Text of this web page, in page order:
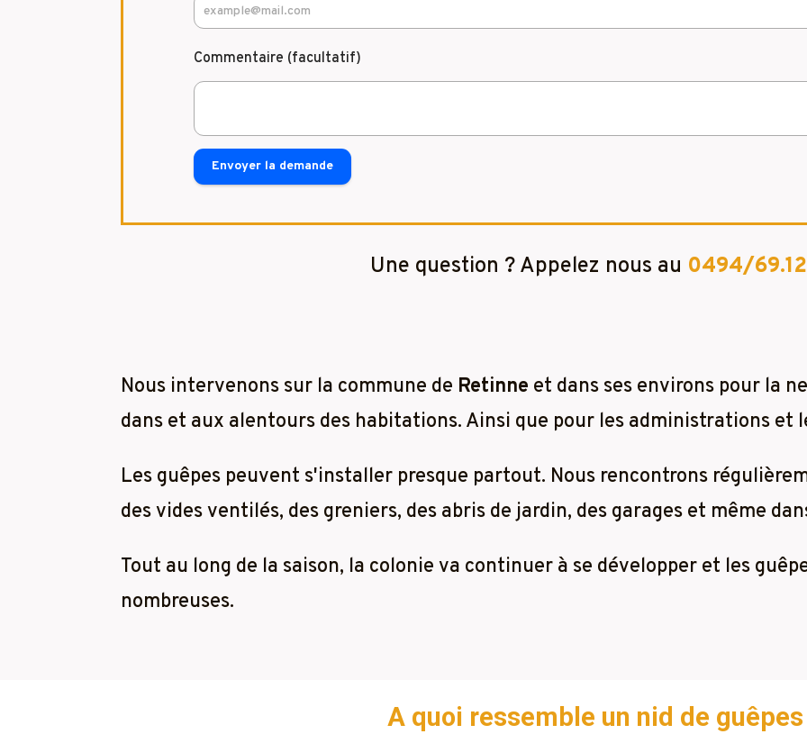
Commentaire (facultatif)
Envoyer la demande
Une question ? Appelez nous au 0494/
Nous intervenons sur la commune de Retinne et dans ses environs pour la
dans et aux alentours des habitations. Ainsi que pour les administrations et
Les guêpes peuvent s'installer presque partout. Nous rencontrons
des vides ventilés, des greniers, des abris de jardin, des garages et même
Tout au long de la saison, la colonie va continuer à se développer et les
nombreuses.
A quoi ressemble un nid de guêpes